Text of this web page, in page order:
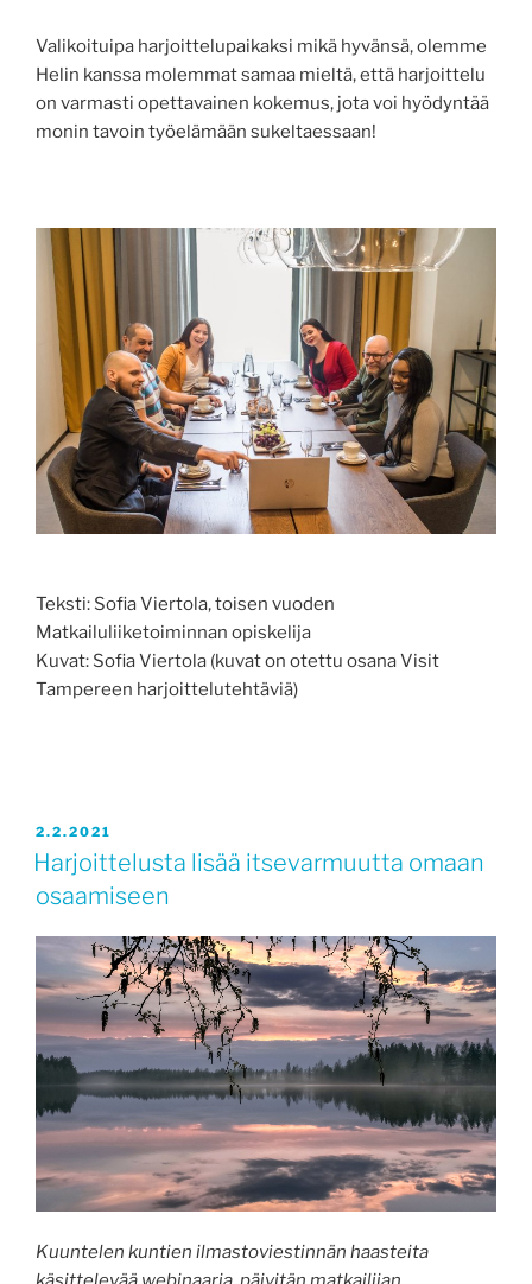
Valikoituipa harjoittelupaikaksi mikä hyvänsä, olemme
Helin kanssa molemmat samaa mieltä, että harjoittelu
on varmasti opettavainen kokemus, jota voi hyödyntää
monin tavoin työelämään sukeltaessaan!
Teksti: Sofia Viertola, toisen vuoden
Matkailuliiketoiminnan opiskelija
Kuvat: Sofia Viertola (kuvat on otettu osana Visit
Tampereen harjoittelutehtäviä)
JULKAISTU
2.2.2021
Harjoittelusta lisää itsevarmuutta omaan
osaamiseen
Kuuntelen kuntien ilmastoviestinnän haasteita